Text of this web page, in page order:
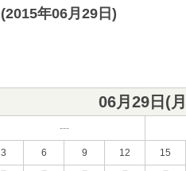
(2015年06月29日)
06月29日(月
---
3 6 9 12 15